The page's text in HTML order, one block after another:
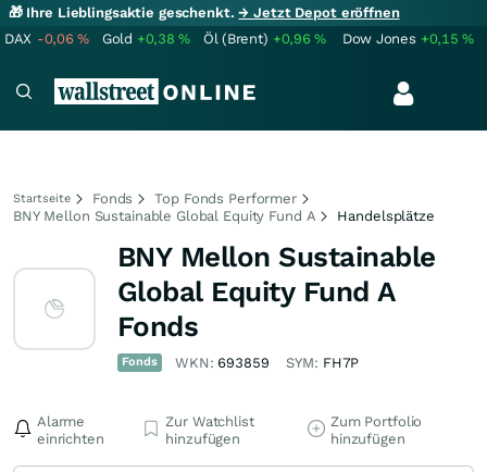
🎁 Ihre Lieblingsaktie geschenkt.→ Jetzt Depot eröffnen
DAX -0,06% Gold +0,38% Öl (Brent) +0,96% Dow Jones +0,15%
Startseite Fonds
Top Fonds Performer
BNY Mellon Sustainable Global Equity Fund A
Handelsplätze
BNY Mellon Sustainable
Global Equity Fund A
Fonds
Fonds WKN: 693859 SYM: FH7P
Alarme
einrichten
Zur Watchlist
hinzufügen
Zum Portfolio
hinzufügen